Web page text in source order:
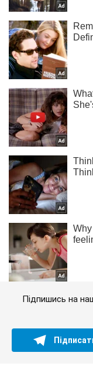
Підпишись на